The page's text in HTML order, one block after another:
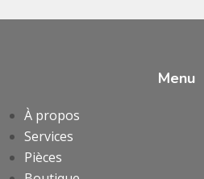
Menu
À propos
Services
Pièces